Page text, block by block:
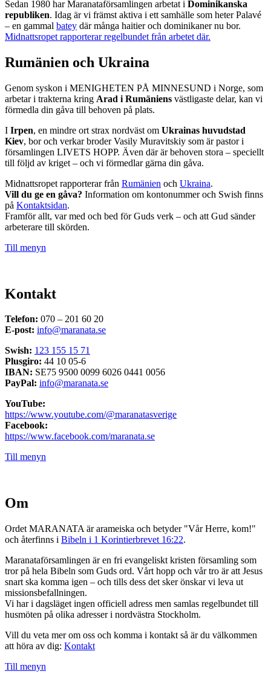
Sedan 1980 har Maranataförsamlingen arbetat i Dominikanska
republiken. Idag är vi främst aktiva i ett samhälle som heter Palavé
– en gammal batey där många haitier och dominikaner nu bor.
Midnattsropet rapporterar regelbundet från arbetet där.
Rumänien och Ukraina
Genom syskon i MENIGHETEN PÅ MINNESUND i Norge, som
arbetar i trakterna kring Arad i Rumäniens västligaste delar, kan vi
förmedla din gåva till behoven på plats.
I Irpen, en mindre ort strax nordväst om Ukrainas huvudstad
Kiev, bor och verkar broder Vasily Muravitskiy som är pastor i
församlingen LIVETS HOPP. Även där är behoven stora – speciellt
till följd av kriget – och vi förmedlar gärna din gåva.
Midnattsropet rapporterar från Rumänien och Ukraina.
Vill du ge en gåva? Information om kontonummer och Swish finns
på Kontaktsidan.
Framför allt, var med och bed för Guds verk – och att Gud sänder
arbeterare till skörden.
Till menyn
Kontakt
Telefon: 070 – 201 60 20
E-post: info@maranata.se
Swish: 123 155 15 71
Plusgiro: 44 10 05-6
IBAN: SE75 9500 0099 6026 0441 0056
PayPal: info@maranata.se
YouTube:
https://www.youtube.com/@maranatasverige
Facebook:
https://www.facebook.com/maranata.se
Till menyn
Om
Ordet MARANATA är arameiska och betyder "Vår Herre, kom!"
och återfinns i Bibeln i 1 Korintierbrevet 16:22.
Maranataförsamlingen är en fri evangeliskt kristen församling som
tror på hela Bibeln som Guds ord. Vårt hopp och vår tro är att Jesus
snart ska komma igen – och tills dess det sker önskar vi leva ut
missionsbefallningen.
Vi har i dagsläget ingen officiell adress men samlas regelbundet till
husmöten på olika adresser i nordvästra Stockholm.
Vill du veta mer om oss och komma i kontakt så är du välkommen
att höra av dig: Kontakt
Till menyn